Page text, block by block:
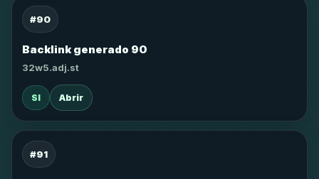
#90
Backlink generado 90
32w5.adj.st
SI Abrir
#91